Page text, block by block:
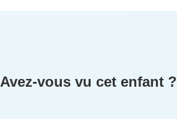
Avez-vous vu cet enfant ?